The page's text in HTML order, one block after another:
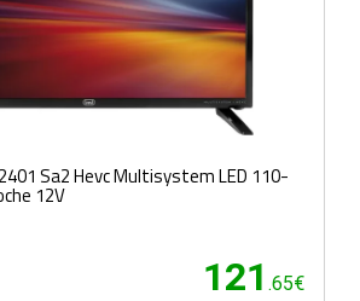
Sa2 Hevc Multisystem LED 110-
12V
121 .65€